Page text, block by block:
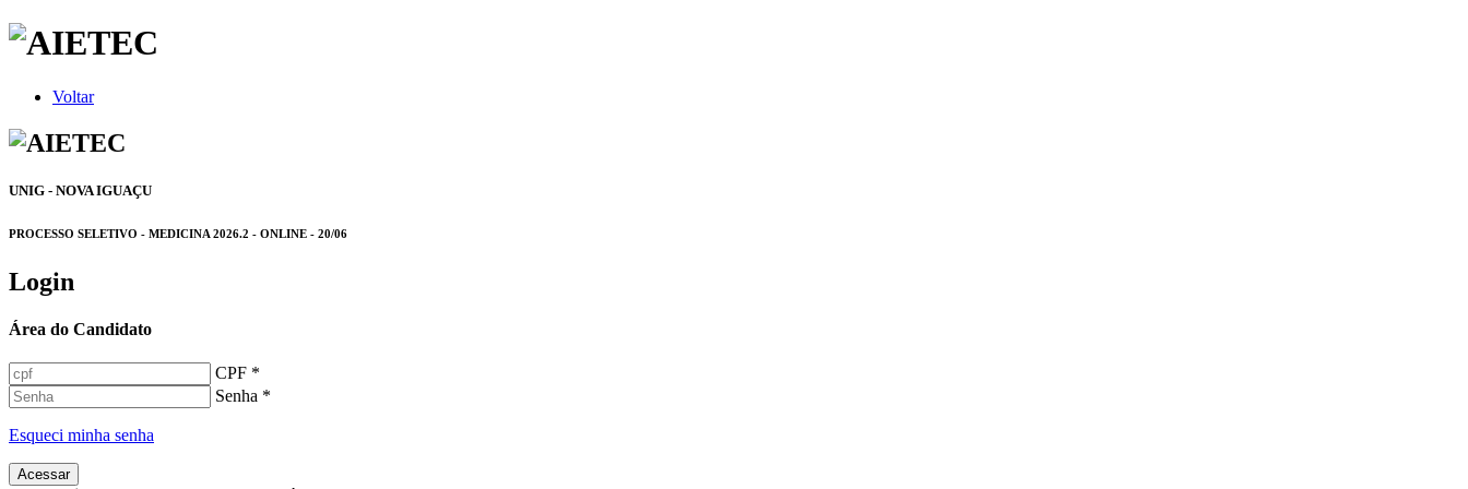
Voltar
UNIG - NOVA IGUAÇU
PROCESSO SELETIVO - MEDICINA 2026.2 - ONLINE - 20/06
Login
Área do Candidato
CPF *
Senha *
Esqueci minha senha
Acessar